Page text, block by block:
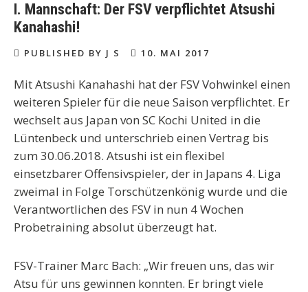
I. Mannschaft: Der FSV verpflichtet Atsushi
Kanahashi!
PUBLISHED BY J S 10. MAI 2017
Mit Atsushi Kanahashi hat der FSV Vohwinkel einen
weiteren Spieler für die neue Saison verpflichtet. Er
wechselt aus Japan von SC Kochi United in die
Lüntenbeck und unterschrieb einen Vertrag bis
zum 30.06.2018. Atsushi ist ein flexibel
einsetzbarer Offensivspieler, der in Japans 4. Liga
zweimal in Folge Torschützenkönig wurde und die
Verantwortlichen des FSV in nun 4 Wochen
Probetraining absolut überzeugt hat.
FSV-Trainer Marc Bach: „Wir freuen uns, das wir
Atsu für uns gewinnen konnten. Er bringt viele